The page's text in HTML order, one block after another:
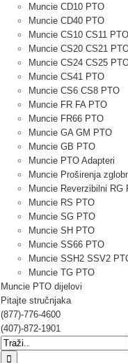
Muncie CD10 PTO
Muncie CD40 PTO
Muncie CS10 CS11 PTO
Muncie CS20 CS21
Muncie CS24 CS25
Muncie CS41 PTO
Muncie CS6 CS8 PTO
Muncie FR FA PTO
Muncie FR66 PTO
Muncie GA GM PTO
Muncie GB PTO
Muncie PTO Adapteri
Muncie Proširenja
Muncie Reverzibilni RG
Muncie RS PTO
Muncie SG PTO
Muncie SH PTO
Muncie SS66 PTO
Muncie SSH2 SSV2
Muncie TG PTO
Muncie PTO dijelovi
Pitajte stručnjaka
(877)-776-4600
(407)-872-1901
Traziti: